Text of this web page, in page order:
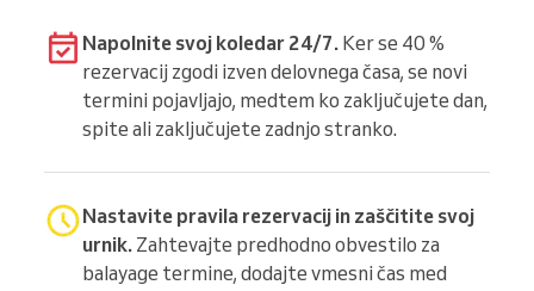
Napolnite svoj koledar 24/7. Ker se 40 %
rezervacij zgodi izven delovnega časa, se novi
termini pojavljajo, medtem ko zaključujete dan,
spite ali zaključujete zadnjo stranko.
Nastavite pravila rezervacij in zaščitite svoj
urnik. Zahtevajte predhodno obvestilo za
balayage termine, dodajte vmesni čas med